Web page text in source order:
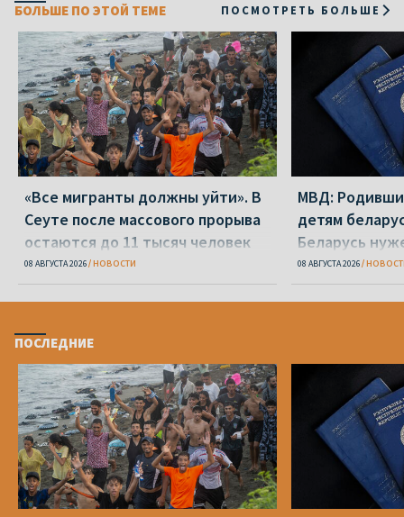
БОЛЬШЕ ПО ЭТОЙ ТЕМЕ ПОСМОТРЕТЬ БОЛЬШЕ
«Все мигранты должны уйти». В
Сеуте после массового прорыва
остаются до 11 тысяч человек
08 АВГУСТА 2026 НОВОСТИ
МВД:
детям
Беларусь
паспорт
08 АВГУСТА 2026
ПОСЛЕДНИЕ